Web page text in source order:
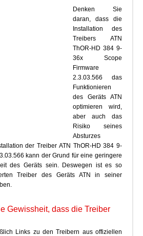
Denken Sie
daran, dass die
Installation des
Treibers ATN
ThOR-HD 384 9-
36x Scope
Firmware
2.3.03.566 das
Funktionieren
des Geräts ATN
optimieren wird,
aber auch das
Risiko seines
Absturzes
der Treiber ATN ThOR-HD 384 9-
kann der Grund für eine geringere
des Geräts sein. Deswegen ist es so
Treiber des Geräts ATN in seiner
Gewissheit, dass die Treiber
Links zu den Treibern aus offiziellen